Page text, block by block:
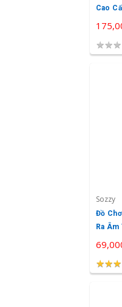
Cao
★★★
Sozzy
Đồ
Ra
★★★
★★★